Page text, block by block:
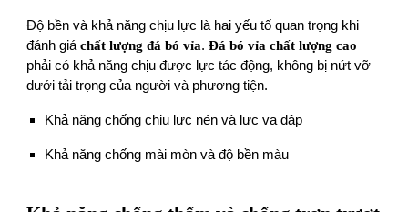
Độ bền và khả năng chịu lực là hai yếu tố quan trọng khi
đánh giáchất lượng đá bó vỉa.Đá bó vỉa chất lượng cao
phải có khả năng chịu được lực tác động, không bị nứt vỡ
dưới tải trọng của người và phương tiện.
Khả năng chống chịu lực nén và lực va đập
Khả năng chống mài mòn và độ bền màu